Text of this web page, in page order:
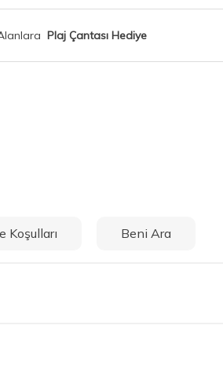
Plaj Çantası Hediye
Koşulları Beni Ara